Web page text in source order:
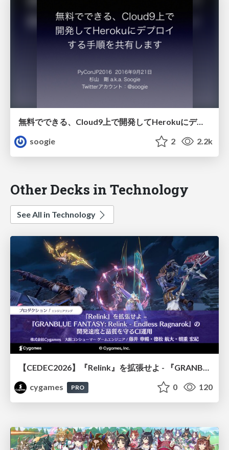
無料でできる、Cloud9上で開発してHerokuにデプロイする手順を共有します
soogie
2 2.2k
Other Decks in Technology
See All in Technology
cygames
PRO 0 120